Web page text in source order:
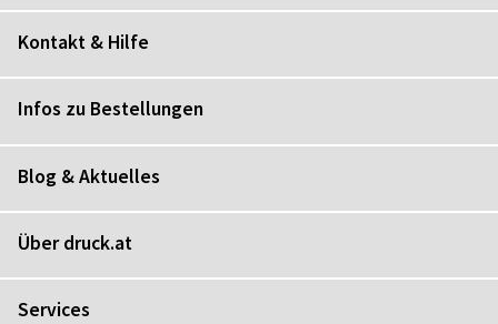
Kontakt & Hilfe
Infos zu Bestellungen
Blog & Aktuelles
Über druck.at
Services